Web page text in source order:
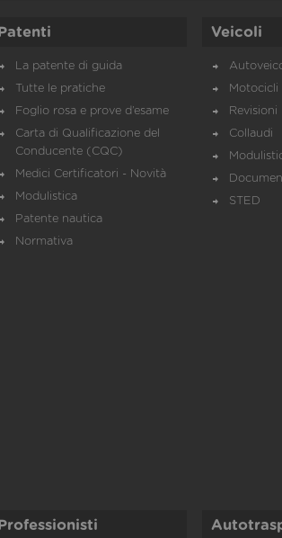
Patenti
La patente di guida
Tutte le pratiche
Foglio rosa e prove d’esame
Carta di Qualificazione del
Conducente (CQC)
Medici Certificatori - Novità
Modulistica
Patente nautica
Normativa
Veicoli
Motocicli
Revisioni
Collaudi
STED
Professionisti